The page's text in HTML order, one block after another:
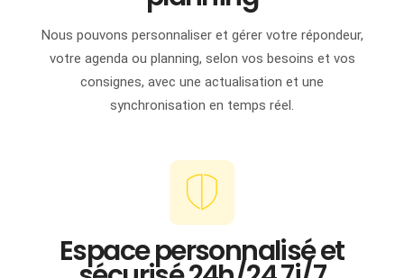
Nous pouvons personnaliser et gérer votre répondeur,
votre agenda ou planning, selon vos besoins et vos
consignes, avec une actualisation et une
synchronisation en temps réel.
Espace personnalisé et